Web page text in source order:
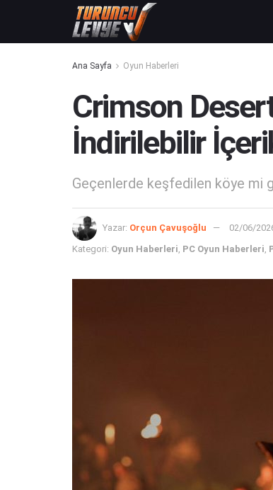
Ana Sayfa Oyun Haberleri
Crimson
İndirilebilir
Geçenlerde keşfedilen köye mi
Yazar: Orçun Çavuşoğlu 02/06/
Kategori: Oyun Haberleri, PC Oyun Haberleri,